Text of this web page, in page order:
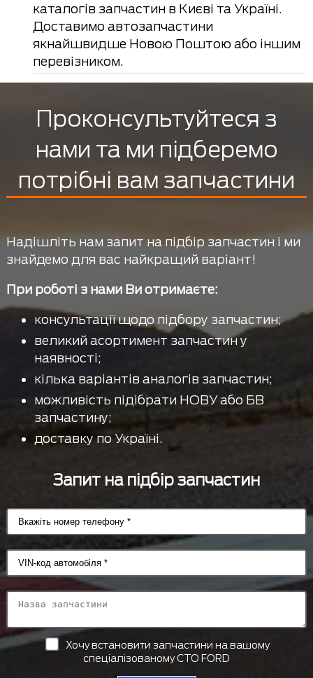
каталогів запчастин в Києві та Україні.
Доставимо автозапчастини
якнайшвидше Новою Поштою або іншим
перевізником.
Проконсультуйтеся з
нами та ми підберемо
потрібні вам запчастини
Надішліть нам запит на підбір запчастин і ми
знайдемо для вас найкращий варіант!
При роботі з нами Ви отримаєте:
консультації щодо підбору запчастин;
великий асортимент запчастин у
наявності;
кілька варіантів аналогів запчастин;
можливість підібрати НОВУ або БВ
запчастину;
доставку по Україні.
Запит на підбір запчастин
Хочу встановити запчастини на вашому
спеціалізованому СТО FORD